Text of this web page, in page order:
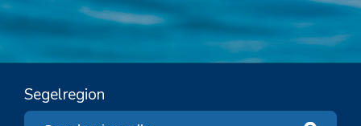
Segelregion